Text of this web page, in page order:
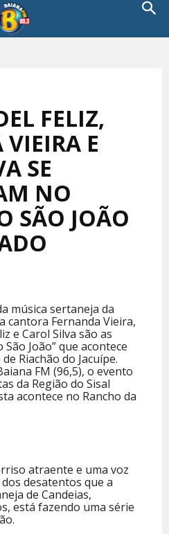
FELIZ,
E
SE
NO
SÃO JOÃO
música sertaneja da
cantora Fernanda Vieira,
e Carol Silva são as
João” que acontece
Riachão do Jacuípe.
FM (96,5), o evento
da Região do Sisal
acontece no Rancho da
atraente e uma voz
desatentos que a
de Candeias,
está fazendo uma série